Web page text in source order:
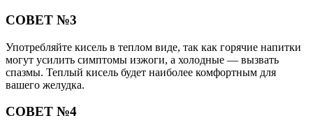
СОВЕТ №3
Употребляйте кисель в теплом виде, так как горячие напитки
могут усилить симптомы изжоги, а холодные — вызвать
спазмы. Теплый кисель будет наиболее комфортным для
вашего желудка.
СОВЕТ №4